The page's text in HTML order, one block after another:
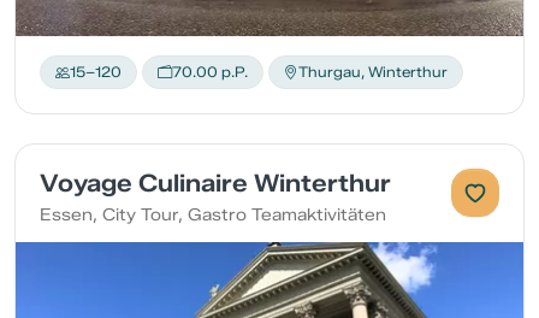
15–120 70.00 p.P. Thurgau, Winterthur
Voyage Culinaire Winterthur
Essen, City Tour, Gastro Teamaktivitäten